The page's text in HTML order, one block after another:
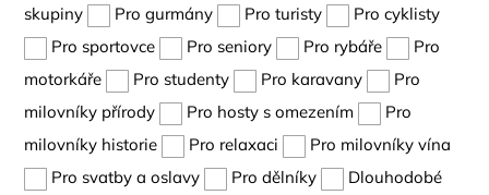
skupiny
Pro gurmány Pro turisty
Pro cyklisty
Pro sportovce
Pro seniory Pro rybáře
Pro
motorkáře
Pro studenty Pro karavany
Pro
milovníky přírody
Pro hosty s omezením
Pro
milovníky historie
Pro relaxaci
Pro milovníky vína
Pro svatby a oslavy
Pro dělníky
Dlouhodobé